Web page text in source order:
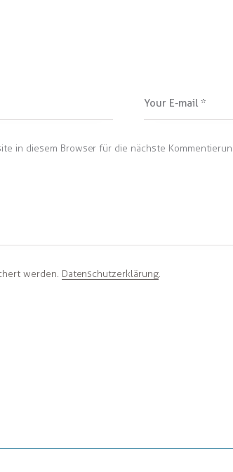
in diesem Browser für die nächste
werden. Datenschutzerklärung.